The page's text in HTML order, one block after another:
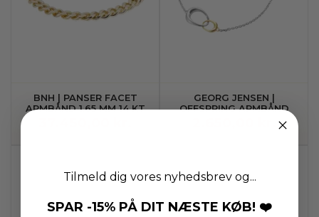
BNH | PANSER FACET
ARMBÅND 1,65 MM 14 KT
GEORG JENSEN |
OFFSPRING ARMBÅND
Tilmeld dig vores nyhedsbrev og...
SPAR -15% PÅ DIT NÆSTE KØB! ❤️